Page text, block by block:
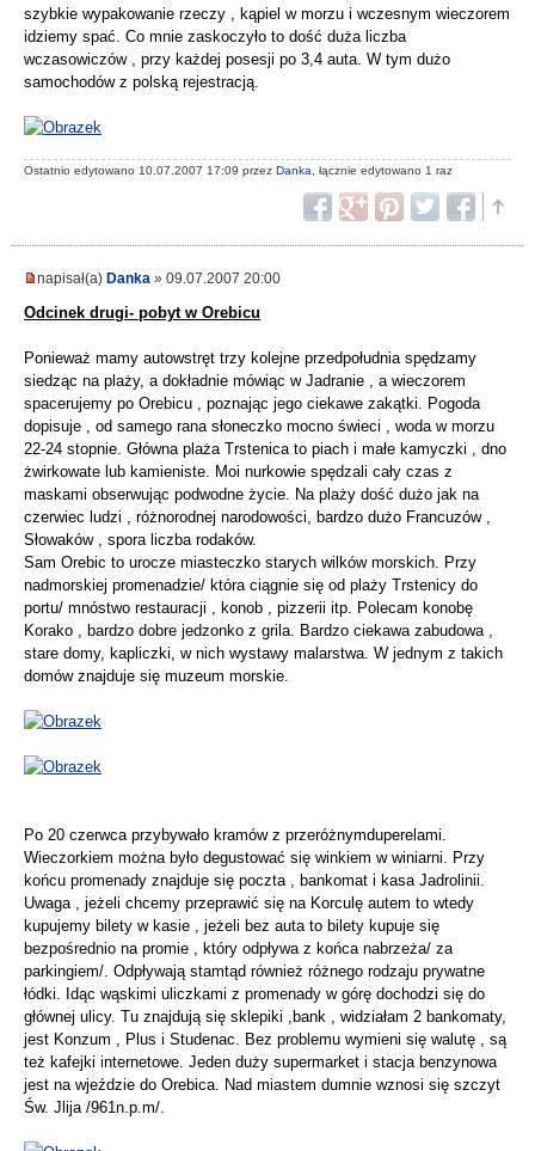
szybkie wypakowanie rzeczy , kąpiel w morzu i wczesnym wieczorem
idziemy spać. Co mnie zaskoczyło to dość duża liczba
wczasowiczów , przy każdej posesji po 3,4 auta. W tym dużo
samochodów z polską rejestracją.
Ostatnio edytowano 10.07.2007 17:09 przez Danka , łącznie edytowano 1 raz
napisał(a) Danka » 09.07.2007 20:00
Odcinek drugi- pobyt w Orebicu
Ponieważ mamy autowstręt trzy kolejne przedpołudnia spędzamy
siedząc na plaży, a dokładnie mówiąc w Jadranie , a wieczorem
spacerujemy po Orebicu , poznając jego ciekawe zakątki. Pogoda
dopisuje , od samego rana słoneczko mocno świeci , woda w morzu
22-24 stopnie. Główna plaża Trstenica to piach i małe kamyczki , dno
żwirkowate lub kamieniste. Moi nurkowie spędzali cały czas z
maskami obserwując podwodne życie. Na plaży dość dużo jak na
czerwiec ludzi , różnorodnej narodowości, bardzo dużo Francuzów ,
Słowaków , spora liczba rodaków.
Sam Orebic to urocze miasteczko starych wilków morskich. Przy
nadmorskiej promenadzie/ która ciągnie się od plaży Trstenicy do
portu/ mnóstwo restauracji , konob , pizzerii itp. Polecam konobę
Korako , bardzo dobre jedzonko z grila. Bardzo ciekawa zabudowa ,
stare domy, kapliczki, w nich wystawy malarstwa. W jednym z takich
domów znajduje się muzeum morskie.
Po 20 czerwca przybywało kramów z przeróżnymduperelami.
Wieczorkiem można było degustować się winkiem w winiarni. Przy
końcu promenady znajduje się poczta , bankomat i kasa Jadrolinii.
Uwaga , jeżeli chcemy przeprawić się na Korculę autem to wtedy
kupujemy bilety w kasie , jeżeli bez auta to bilety kupuje się
bezpośrednio na promie , który odpływa z końca nabrzeża/ za
parkingiem/. Odpływają stamtąd również różnego rodzaju prywatne
łódki. Idąc wąskimi uliczkami z promenady w górę dochodzi się do
głównej ulicy. Tu znajdują się sklepiki ,bank , widziałam 2 bankomaty,
jest Konzum , Plus i Studenac. Bez problemu wymieni się walutę , są
też kafejki internetowe. Jeden duży supermarket i stacja benzynowa
jest na wjeździe do Orebica. Nad miastem dumnie wznosi się szczyt
Św. Jlija /961n.p.m/.